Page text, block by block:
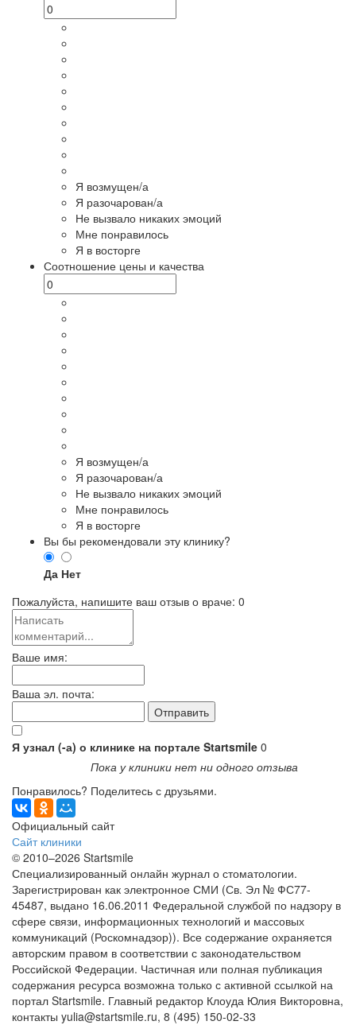
Я возмущен/а
Я разочарован/а
Не вызвало никаких эмоций
Мне понравилось
Я в восторге
Соотношение цены и качества
Я возмущен/а
Я разочарован/а
Не вызвало никаких эмоций
Мне понравилось
Я в восторге
Вы бы рекомендовали эту клинику?
Да Нет
Пожалуйста, напишите ваш отзыв о враче: 0
Ваше имя:
Ваша эл. почта:
Я узнал (-а) о клинике на портале Startsmile 0
Пока у клиники нет ни одного отзыва
Понравилось? Поделитесь с друзьями.
Официальный сайт
Сайт клиники
© 2010–2026 Startsmile
Специализированный онлайн журнал о стоматологии.
Зарегистрирован как электронное СМИ (Св. Эл № ФС77-
45487, выдано 16.06.2011 Федеральной службой по надзору в
сфере связи, информационных технологий и массовых
коммуникаций (Роскомнадзор)). Все содержание охраняется
авторским правом в соответствии с законодательством
Российской Федерации. Частичная или полная публикация
содержания ресурса возможна только с активной ссылкой на
портал Startsmile. Главный редактор Клоуда Юлия Викторовна,
контакты yulia@startsmile.ru, 8 (495) 150-02-33